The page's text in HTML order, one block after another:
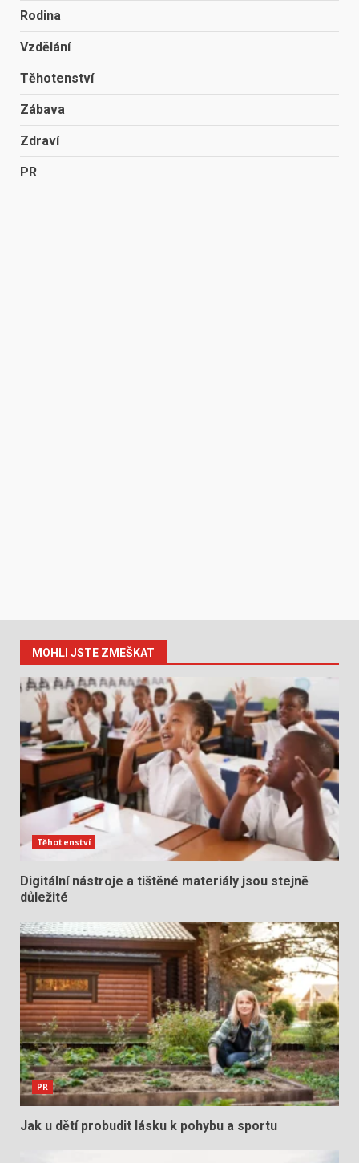
Rodina
Vzdělání
Těhotenství
Zábava
Zdraví
PR
MOHLI JSTE ZMEŠKAT
Těhotenství
Digitální nástroje a tištěné materiály jsou stejně
důležité
PR
Jak u dětí probudit lásku k pohybu a sportu